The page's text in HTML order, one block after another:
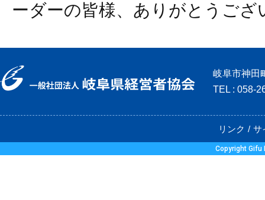
ーダーの皆様、ありがとうござ
岐阜市神田
TEL : 058-
リンク サ
Copyright Gifu